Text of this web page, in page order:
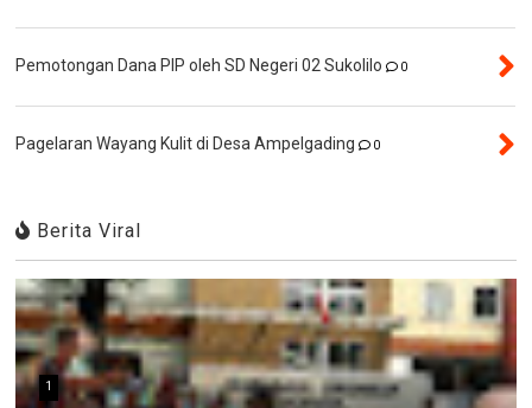
Pemotongan Dana PIP oleh SD Negeri 02 Sukolilo 0
Pagelaran Wayang Kulit di Desa Ampelgading 0
Berita Viral
1